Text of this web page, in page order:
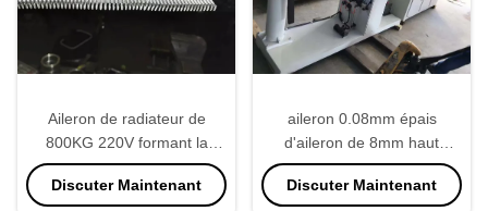
Aileron de radiateur de
800KG 220V formant la
machine avec la grande
vitesse
Discuter Maintenant
aileron 0.08mm épais
d'aileron de 8mm haut
formant la machine pour le
réservoir d'automobile
Discuter Maintenant